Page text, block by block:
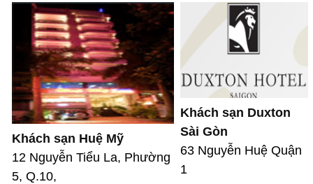
Khách sạn Huệ Mỹ
12 Nguyễn Tiểu La, Phường
5, Q.10,
Khách sạn Duxton
Sài Gòn
63 Nguyễn Huệ Quận
1